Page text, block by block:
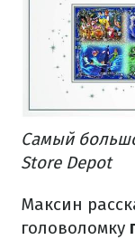
Самый
Store Depot
Максин
головоломку